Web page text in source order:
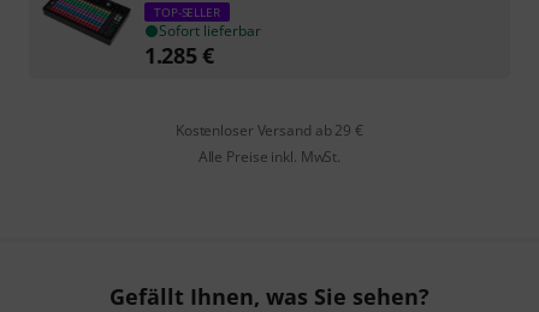
TOP-SELLER
Sofort lieferbar
1.285€
Kostenloser Versand ab 29 €
Alle Preise inkl. MwSt.
Gefällt Ihnen, was Sie sehen?